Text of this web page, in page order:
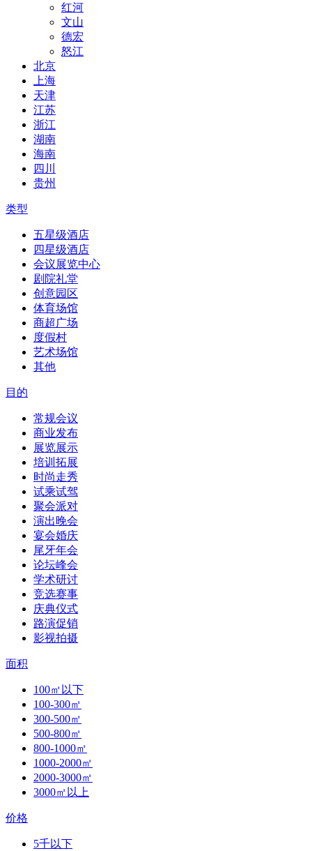
红河
文山
德宏
怒江
北京
上海
天津
江苏
浙江
湖南
海南
四川
贵州
类型
五星级酒店
四星级酒店
会议展览中心
剧院礼堂
创意园区
体育场馆
商超广场
度假村
艺术场馆
其他
目的
常规会议
商业发布
展览展示
培训拓展
时尚走秀
试乘试驾
聚会派对
演出晚会
宴会婚庆
尾牙年会
论坛峰会
学术研讨
竞选赛事
庆典仪式
路演促销
影视拍摄
面积
100㎡以下
100-300㎡
300-500㎡
500-800㎡
800-1000㎡
1000-2000㎡
2000-3000㎡
3000㎡以上
价格
5千以下